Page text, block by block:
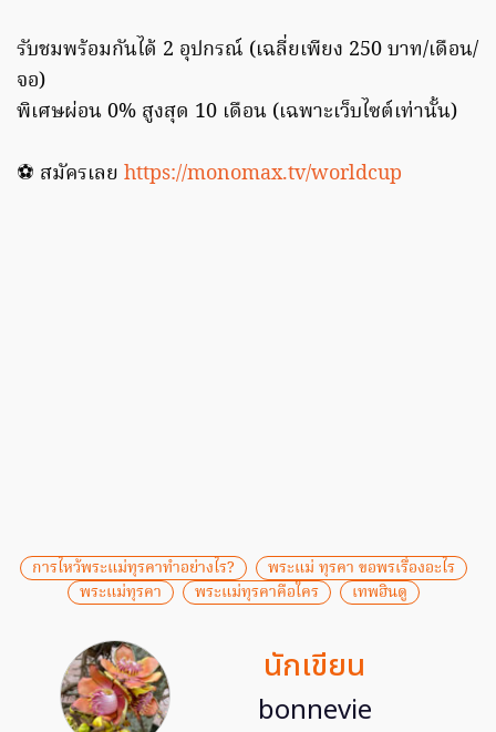
รับชมพร้อมกันได้ 2 อุปกรณ์ (เฉลี่ยเพียง 250 บาท/เดือน/
จอ)
พิเศษผ่อน 0% สูงสุด 10 เดือน (เฉพาะเว็บไซต์เท่านั้น)
⚽️ สมัครเลย https://monomax.tv/worldcup
การไหว้พระแม่ทุรคาทําอย่างไร?
พระแม่ ทุรคา ขอพรเรื่องอะไร
พระแม่ทุรคา
พระแม่ทุรคาคือใคร เทพฮินดู
นักเขียน
bonnevie